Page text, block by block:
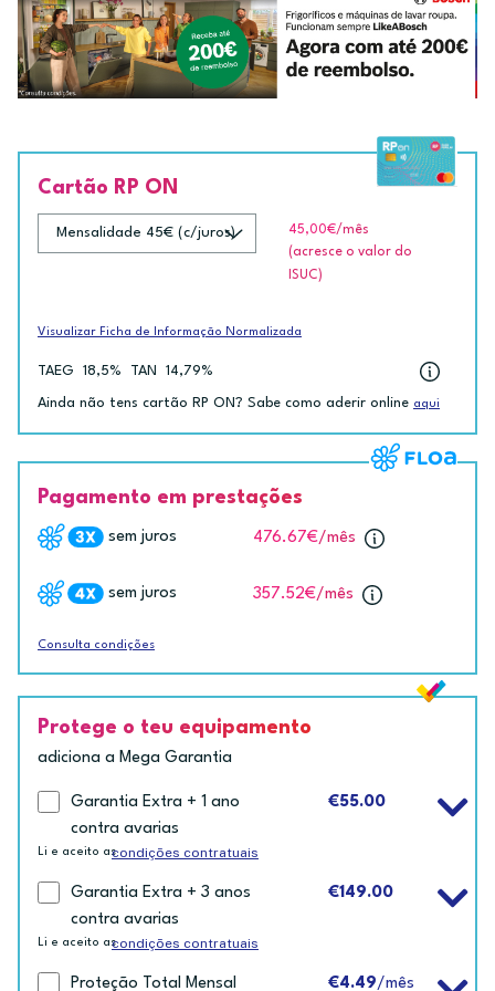
Cartão RP ON
45,00€/mês
(acresce o valor do
ISUC)
Visualizar Ficha de Informação Normalizada
TAEG 18,5% TAN 14,79%
Ainda não tens cartão RP ON? Sabe como aderir online aqui
Pagamento em prestações
sem juros 476.67€/mês
sem juros 357.52€/mês
Consulta condições
Protege o teu equipamento
adiciona a Mega Garantia
Garantia Extra + 1 ano
contra avarias
€55.00
Li e aceito ascondições contratuais
Garantia Extra + 3 anos
contra avarias
€149.00
Li e aceito ascondições contratuais
Proteção Total Mensal €4.49/mês